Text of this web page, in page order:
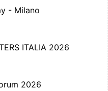
- Milano
ITALIA 2026
2026